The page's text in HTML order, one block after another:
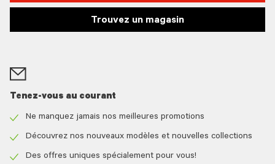
Trouvez un magasin
Tenez-vous au courant
icon
Ne manquez jamais nos meilleures promotions
icon
Découvrez nos nouveaux modèles et nouvelles collections
Des offres uniques spécialement pour vous!